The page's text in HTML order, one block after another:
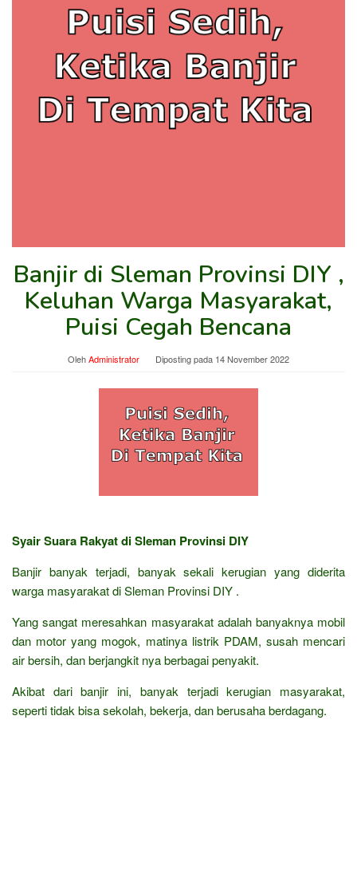
Banjir di Sleman Provinsi DIY ,
Keluhan Warga Masyarakat,
Puisi Cegah Bencana
OlehAdministrator Diposting pada 14 November 2022
Syair Suara Rakyat di Sleman Provinsi DIY
Banjir banyak terjadi, banyak sekali kerugian yang diderita
warga masyarakat di Sleman Provinsi DIY .
Yang sangat meresahkan masyarakat adalah banyaknya mobil
dan motor yang mogok, matinya listrik PDAM, susah mencari
air bersih, dan berjangkit nya berbagai penyakit.
Akibat dari banjir ini, banyak terjadi kerugian masyarakat,
seperti tidak bisa sekolah, bekerja, dan berusaha berdagang.